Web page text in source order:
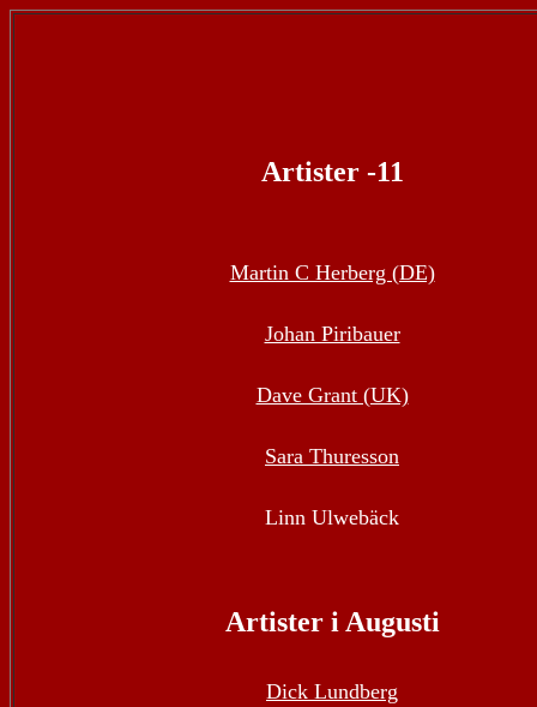
Artister -11
Martin C Herberg (DE)
Johan Piribauer
Dave Grant (UK)
Sara Thuresson
Linn Ulwebäck
Artister i Augusti
Dick Lundberg